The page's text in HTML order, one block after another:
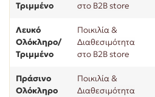
Τριμμένο
στο B2B store
Λευκό
Ολόκληρο/
Τριμμένο
Ποικιλία &
Διαθεσιμότητα
στο B2B store
Πράσινο
Ολόκληρο
Ποικιλία &
Διαθεσιμότητα